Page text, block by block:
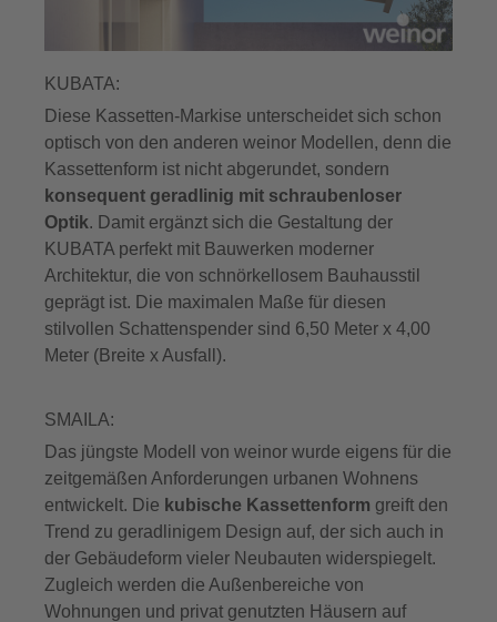
KUBATA:
Diese Kassetten-Markise unterscheidet sich schon
optisch von den anderen weinor Modellen, denn die
Kassettenform ist nicht abgerundet, sondern
konsequent geradlinig mit schraubenloser
Optik. Damit ergänzt sich die Gestaltung der
KUBATA perfekt mit Bauwerken moderner
Architektur, die von schnörkellosem Bauhausstil
geprägt ist. Die maximalen Maße für diesen
stilvollen Schattenspender sind 6,50 Meter x 4,00
Meter (Breite x Ausfall).
SMAILA:
Das jüngste Modell von weinor wurde eigens für die
zeitgemäßen Anforderungen urbanen Wohnens
entwickelt. Die kubische Kassettenform greift den
Trend zu geradlinigem Design auf, der sich auch in
der Gebäudeform vieler Neubauten widerspiegelt.
Zugleich werden die Außenbereiche von
Wohnungen und privat genutzten Häusern auf